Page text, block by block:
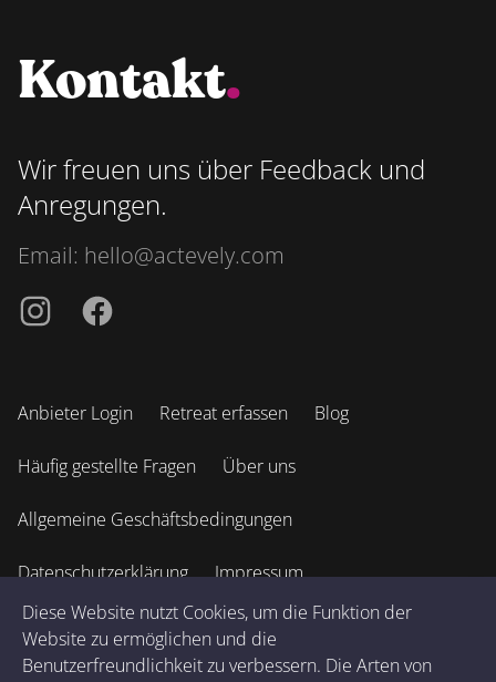
Diese Website nutzt Cookies, um die Funktion der
Website zu ermöglichen und die
Benutzerfreundlichkeit zu verbessern. Die Arten von
Kontakt.
Wir freuen uns über Feedback und
Anregungen.
Email: hello@actevely.com
InstagrammFacebook
Anbieter Login Retreat erfassen Blog
Häufig gestellte Fragen Über uns
Allgemeine Geschäftsbedingungen
Datenschutzerklärung Impressum
© 2026 Actevely GmbH. Alle Rechte vorbehalten. v 2.9.6